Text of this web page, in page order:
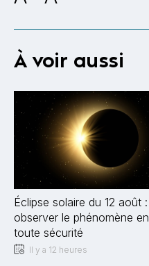
À voir aussi
Éclipse solaire du 12 août :
observer le phénomène en
toute sécurité
Il y a 12 heures